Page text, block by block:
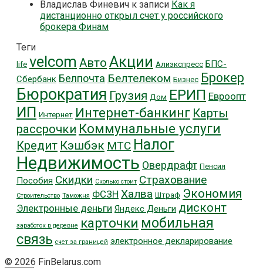
Владислав Финевич к записи Как я
дистанционно открыл счет у российского
брокера Финам
Теги
life velcom Авто Акции Алиэкспресс БПС-
Сбербанк Белпочта Белтелеком Бизнес Брокер
Бюрократия Грузия Дом ЕРИП Евроопт
ИП Интернет Интернет-банкинг Карты
рассрочки Коммунальные услуги
Кредит Кэшбэк МТС Налог
Недвижимость Овердрафт Пенсия
Пособия Скидки Сколько стоит Страхование
Строительство Таможня ФСЗН Халва Штраф Экономия
Электронные деньги Яндекс Деньги дисконт
заработок в деревне карточки мобильная
связь счет за границей электронное декларирование
© 2026 FinBelarus.com